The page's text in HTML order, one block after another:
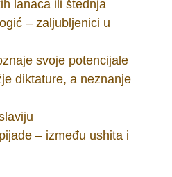
lanaca ili štednja
– zaljubljenici u
svoje potencijale
diktature, a neznanje
– između ushita i